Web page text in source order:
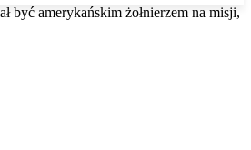
być amerykańskim żołnierzem na misji,